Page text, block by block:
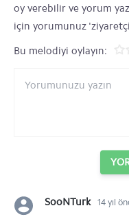
oy verebilir ve yorum
için yorumunuz
Bu melodiyi oylayın:
SooNTurk 14 yıl